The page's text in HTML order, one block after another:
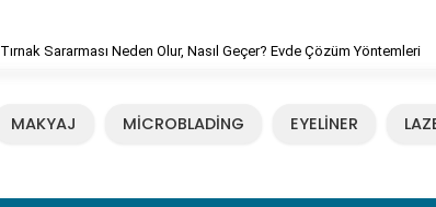
Tırnak Sararması Neden Olur, Nasıl Geçer? Evde Çözüm Yöntemleri
MAKYAJ MİCROBLADİNG EYELİNER